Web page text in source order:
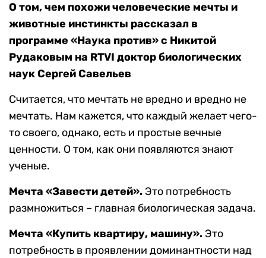
О том, чем похожи человеческие мечты и
животные инстинкты рассказал в
программе «Наука против» с Никитой
Рудаковым на RTVI доктор биологических
наук Сергей Савельев
Считается, что мечтать не вредно и вредно не
мечтать. Нам кажется, что каждый желает чего-
то своего, однако, есть и простые вечные
ценности. О том, как они появляются знают
ученые.
Мечта «Завести детей». Это потребность
размножиться – главная биологическая задача.
Мечта «Купить квартиру, машину». Это
потребность в проявлении доминантности над